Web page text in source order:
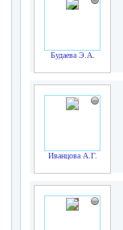
Будаева Э.А.
Иванцова А.Г.